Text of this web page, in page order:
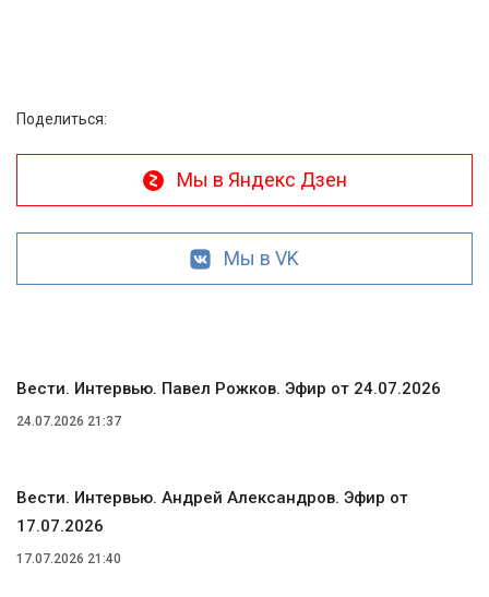
Поделиться:
Мы в Яндекс Дзен
Мы в VK
Вести. Интервью. Павел Рожков. Эфир от 24.07.2026
24.07.2026 21:37
Вести. Интервью. Андрей Александров. Эфир от
17.07.2026
17.07.2026 21:40